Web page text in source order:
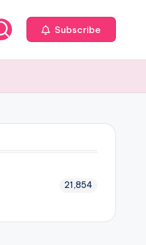
Subscribe
21,854